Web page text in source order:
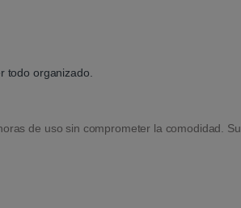
todo organizado.
de uso sin comprometer la comodidad. Su